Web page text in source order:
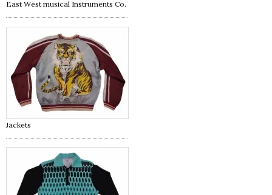
East West musical Instruments Co.
Jackets